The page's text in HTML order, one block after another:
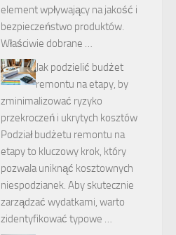
element wpływający na jakość i
bezpieczeństwo produktów.
Właściwie dobrane …
Jak podzielić budżet
remontu na etapy, by
zminimalizować ryzyko
przekroczeń i ukrytych kosztów
Podział budżetu remontu na
etapy to kluczowy krok, który
pozwala uniknąć kosztownych
niespodzianek. Aby skutecznie
zarządzać wydatkami, warto
zidentyfikować typowe …